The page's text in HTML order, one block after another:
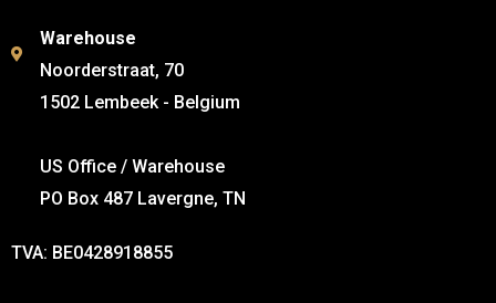
Warehouse
Noorderstraat, 70
1502 Lembeek - Belgium
US Office / Warehouse
PO Box 487 Lavergne, TN
TVA: BE0428918855